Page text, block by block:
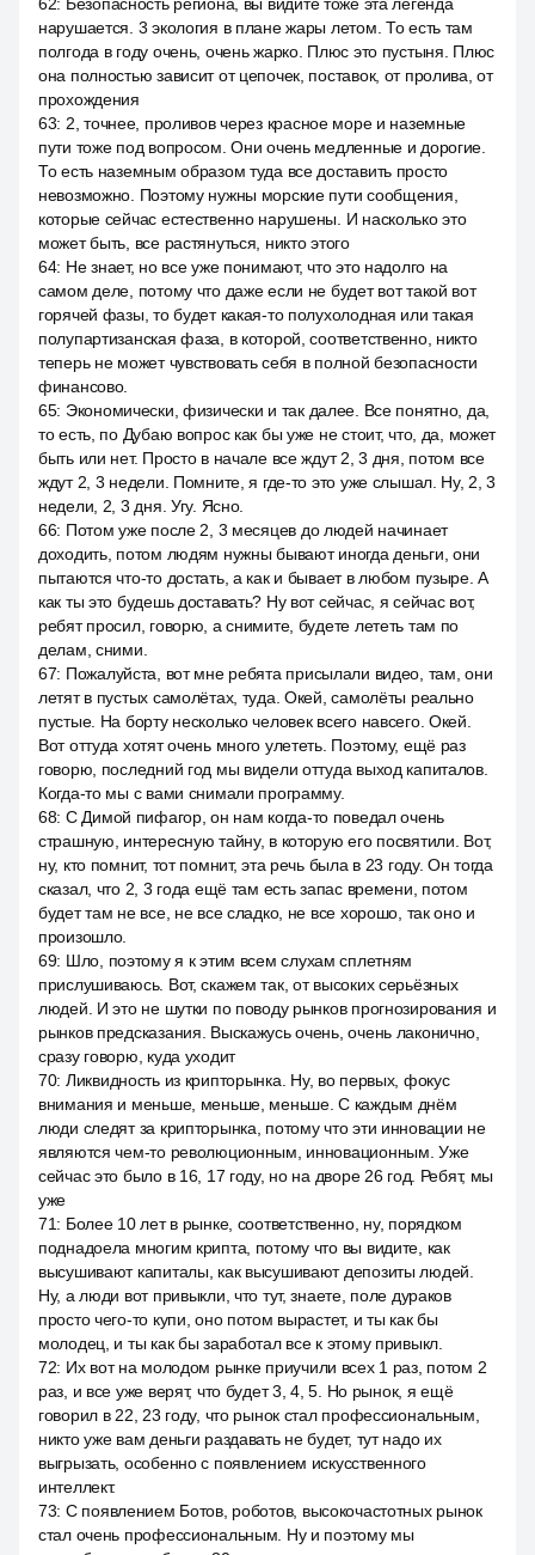
нарушается. 3 экология в плане жары летом. То есть там
полгода в году очень, очень жарко. Плюс это пустыня. Плюс
она полностью зависит от цепочек, поставок, от пролива, от
прохождения
63: 2, точнее, проливов через красное море и наземные
пути тоже под вопросом. Они очень медленные и дорогие.
То есть наземным образом туда все доставить просто
невозможно. Поэтому нужны морские пути сообщения,
которые сейчас естественно нарушены. И насколько это
может быть, все растянуться, никто этого
64: Не знает, но все уже понимают, что это надолго на
самом деле, потому что даже если не будет вот такой вот
горячей фазы, то будет какая-то полухолодная или такая
полупартизанская фаза, в которой, соответственно, никто
теперь не может чувствовать себя в полной безопасности
финансово.
65: Экономически, физически и так далее. Все понятно, да,
то есть, по Дубаю вопрос как бы уже не стоит, что, да, может
быть или нет. Просто в начале все ждут 2, 3 дня, потом все
ждут 2, 3 недели. Помните, я где-то это уже слышал. Ну, 2, 3
недели, 2, 3 дня. Угу. Ясно.
66: Потом уже после 2, 3 месяцев до людей начинает
доходить, потом людям нужны бывают иногда деньги, они
пытаются что-то достать, а как и бывает в любом пузыре. А
как ты это будешь доставать? Ну вот сейчас, я сейчас вот,
ребят просил, говорю, а снимите, будете лететь там по
делам, сними.
67: Пожалуйста, вот мне ребята присылали видео, там, они
летят в пустых самолётах, туда. Окей, самолёты реально
пустые. На борту несколько человек всего навсего. Окей.
Вот оттуда хотят очень много улететь. Поэтому, ещё раз
говорю, последний год мы видели оттуда выход капиталов.
Когда-то мы с вами снимали программу.
68: С Димой пифагор, он нам когда-то поведал очень
страшную, интересную тайну, в которую его посвятили. Вот,
ну, кто помнит, тот помнит, эта речь была в 23 году. Он тогда
сказал, что 2, 3 года ещё там есть запас времени, потом
будет там не все, не все сладко, не все хорошо, так оно и
произошло.
69: Шло, поэтому я к этим всем слухам сплетням
прислушиваюсь. Вот, скажем так, от высоких серьёзных
людей. И это не шутки по поводу рынков прогнозирования и
рынков предсказания. Выскажусь очень, очень лаконично,
сразу говорю, куда уходит
70: Ликвидность из крипторынка. Ну, во первых, фокус
внимания и меньше, меньше, меньше. С каждым днём
люди следят за крипторынка, потому что эти инновации не
являются чем-то революционным, инновационным. Уже
сейчас это было в 16, 17 году, но на дворе 26 год. Ребят, мы
уже
71: Более 10 лет в рынке, соответственно, ну, порядком
поднадоела многим крипта, потому что вы видите, как
высушивают капиталы, как высушивают депозиты людей.
Ну, а люди вот привыкли, что тут, знаете, поле дураков
просто чего-то купи, оно потом вырастет, и ты как бы
молодец, и ты как бы заработал все к этому привыкл.
72: Их вот на молодом рынке приучили всех 1 раз, потом 2
раз, и все уже верят, что будет 3, 4, 5. Но рынок, я ещё
говорил в 22, 23 году, что рынок стал профессиональным,
никто уже вам деньги раздавать не будет, тут надо их
выгрызать, особенно с появлением искусственного
интеллект.
73: С появлением Ботов, роботов, высокочастотных рынок
стал очень профессиональным. Ну и поэтому мы